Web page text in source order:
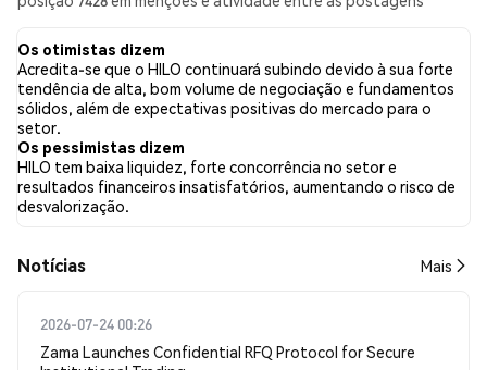
HILO em todas as redes sociais foi Baixista. Por fim, foram
publicados 0 artigos de notícias sobre HILO. No Twitter, NaN%
dos tweets apresentaram um sentimento otimista em
comparação com NaN% dos tweets com sentimento pessimista
sobre HILO. NaN% dos tweets foram neutros em relação a HILO.
Esses sentimentos são baseados em 0 tweets.
Os otimistas dizem
Acredita-se que o HILO continuará subindo devido à sua forte
tendência de alta, bom volume de negociação e fundamentos
sólidos, além de expectativas positivas do mercado para o
setor.
Os pessimistas dizem
HILO tem baixa liquidez, forte concorrência no setor e
resultados financeiros insatisfatórios, aumentando o risco de
desvalorização.
​​Notícias​​ Mais
2026-07-24 00:26
Zama Launches Confidential RFQ Protocol for Secure